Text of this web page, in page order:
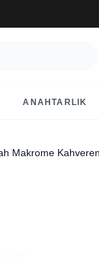
ANAHTARLIK